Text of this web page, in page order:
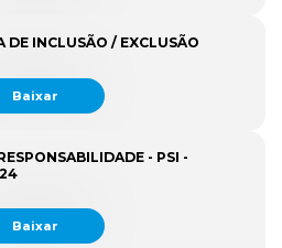
DE INCLUSÃO / EXCLUSÃO
Baixar
- PSI -
Baixar